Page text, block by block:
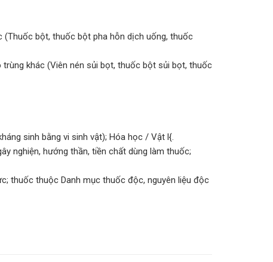
(Thuốc bột, thuốc bột pha hỗn dịch uống, thuốc
trùng khác (Viên nén sủi bọt, thuốc bột sủi bọt, thuốc
sinh bằng vi sinh vật); Hóa học / Vật l{.
nghiện, hướng thần, tiền chất dùng làm thuốc;
thuốc thuộc Danh mục thuốc độc, nguyên liệu độc